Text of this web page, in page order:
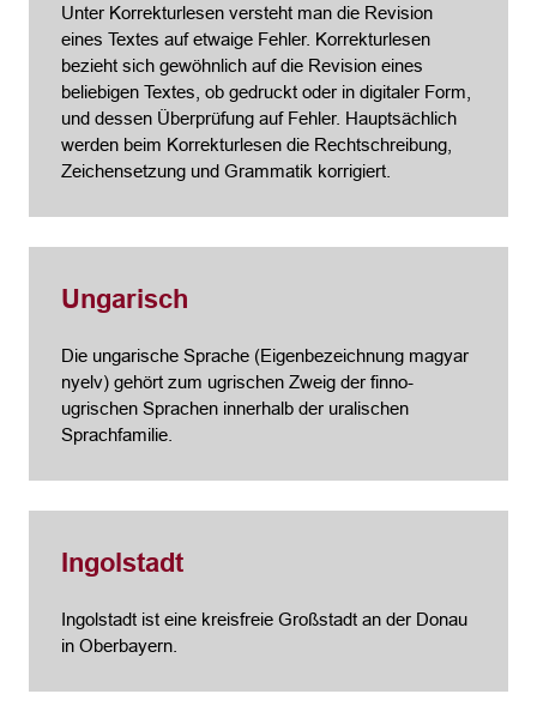
Unter Korrekturlesen versteht man die Revision
eines Textes auf etwaige Fehler. Korrekturlesen
bezieht sich gewöhnlich auf die Revision eines
beliebigen Textes, ob gedruckt oder in digitaler Form,
und dessen Überprüfung auf Fehler. Hauptsächlich
werden beim Korrekturlesen die Rechtschreibung,
Zeichensetzung und Grammatik korrigiert.
Ungarisch
Die ungarische Sprache (Eigenbezeichnung magyar
nyelv) gehört zum ugrischen Zweig der finno-
ugrischen Sprachen innerhalb der uralischen
Sprachfamilie.
Ingolstadt
Ingolstadt ist eine kreisfreie Großstadt an der Donau
in Oberbayern.